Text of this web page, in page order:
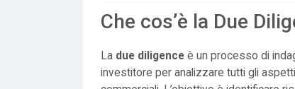
Che cos’è la Due
La due diligence è un processo di
investitore per analizzare tutti gli